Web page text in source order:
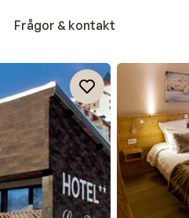
Frågor & kontakt